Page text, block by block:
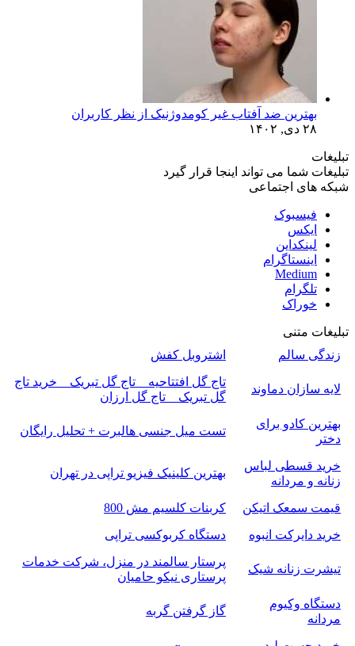
بهترین ضد آفتاب غیر کومدوژنیک از نظر کاربران
۲۸ دی, ۱۴۰۲
تبلیغات
تبلیغات شما می تواند اینجا قرار گیرد
شبکه های اجتماعی
فیسبوک
ایکس
لینکداین
اینستاگرام
Medium
تلگرام
خوراک
تبلیغات متنی
زندگی سالم
اشتروبل کفش
لایه سازان دماوند
تاج گل افتتاحیه _ تاج گل تبریک _ خرید تاج
گل تبریک _ تاج گل ارزان
بهترین کادو برای
دختر
تست میل جنسی هالبرت + تحلیل رایگان
خرید قسطی لباس
زنانه و مردانه
بهترین کلینیک فیزیو تراپی در تهران
قیمت سمعک اتیکن
کربنات کلسیم مش 800
خرید دایرکت انبوه
دستگاه کربوکسی تراپی
تیشرت زنانه شیک
پرستار سالمند در منزل، شرکت خدمات
پرستاری نیکو حامیان
دستگاه وکیوم
مردانه
گاز گرفتن گربه